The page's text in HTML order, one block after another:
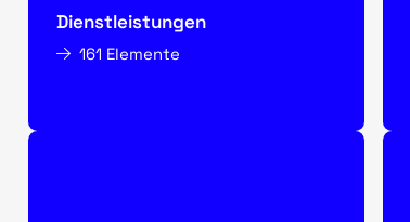
Dienstleistungen
161 Elemente